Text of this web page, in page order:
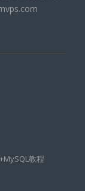
教程